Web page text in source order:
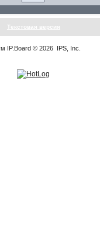
Текстовая версия
IP.Board © 2026 IPS, Inc